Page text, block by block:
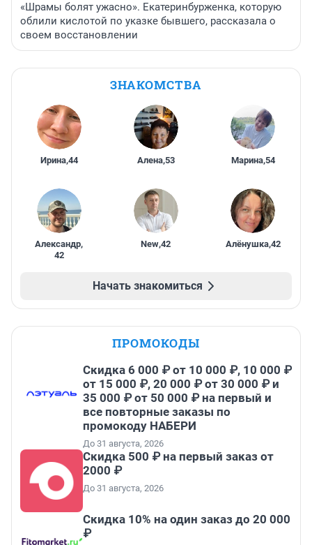
«Шрамы болят ужасно». Екатеринбурженка, которую
облили кислотой по указке бывшего, рассказала о
своем восстановлении
ЗНАКОМСТВА
Ирина,44 Алена,53 Марина,54
Александр,
42
New,42 Алёнушка,42
Начать знакомиться
ПРОМОКОДЫ
Скидка 6 000 ₽ от 10 000 ₽, 10 000 ₽
от 15 000 ₽, 20 000 ₽ от 30 000 ₽ и
35 000 ₽ от 50 000 ₽ на первый и
все повторные заказы по
промокоду НАБЕРИ
До 31 августа, 2026
Скидка 500 ₽ на первый заказ от
2000 ₽
До 31 августа, 2026
Скидка 10% на один заказ до 20 000
₽